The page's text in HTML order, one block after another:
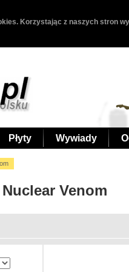
Korzystając z naszych stron
Płyty Wywiady
Venom